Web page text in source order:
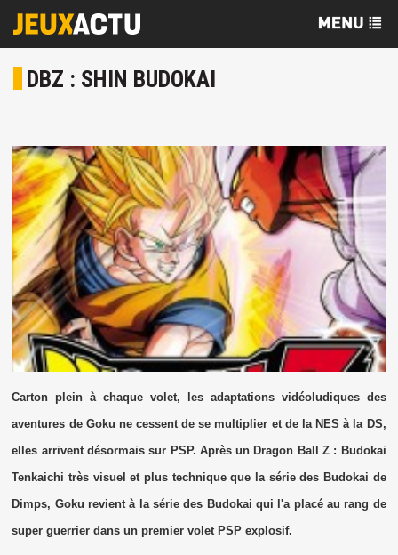
DBZ : SHIN BUDOKAI
Carton plein à chaque volet, les adaptations vidéoludiques des
aventures de Goku ne cessent de se multiplier et de la NES à la DS,
elles arrivent désormais sur PSP. Après un Dragon Ball Z : Budokai
Tenkaichi très visuel et plus technique que la série des Budokai de
Dimps, Goku revient à la série des Budokai qui l'a placé au rang de
super guerrier dans un premier volet PSP explosif.